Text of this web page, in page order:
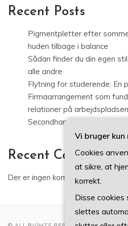
Recent Posts
Pigmentpletter efter
huden tilbage i balance
Sådan finder du din egen
alle andre
Flytning for studerende: En
Firmaarrangement som
relationer på arbejdspladsen
Secondhand tøj i
Recent Comments
Der er ingen kommentarer at vise.
Vi bruger
Cookies
at sikre, at
korrekt.
Disse
slettes